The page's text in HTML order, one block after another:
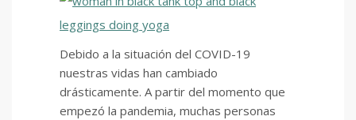
Debido a la situación del COVID-19
nuestras vidas han cambiado
drásticamente. A partir del momento que
empezó la pandemia, muchas personas